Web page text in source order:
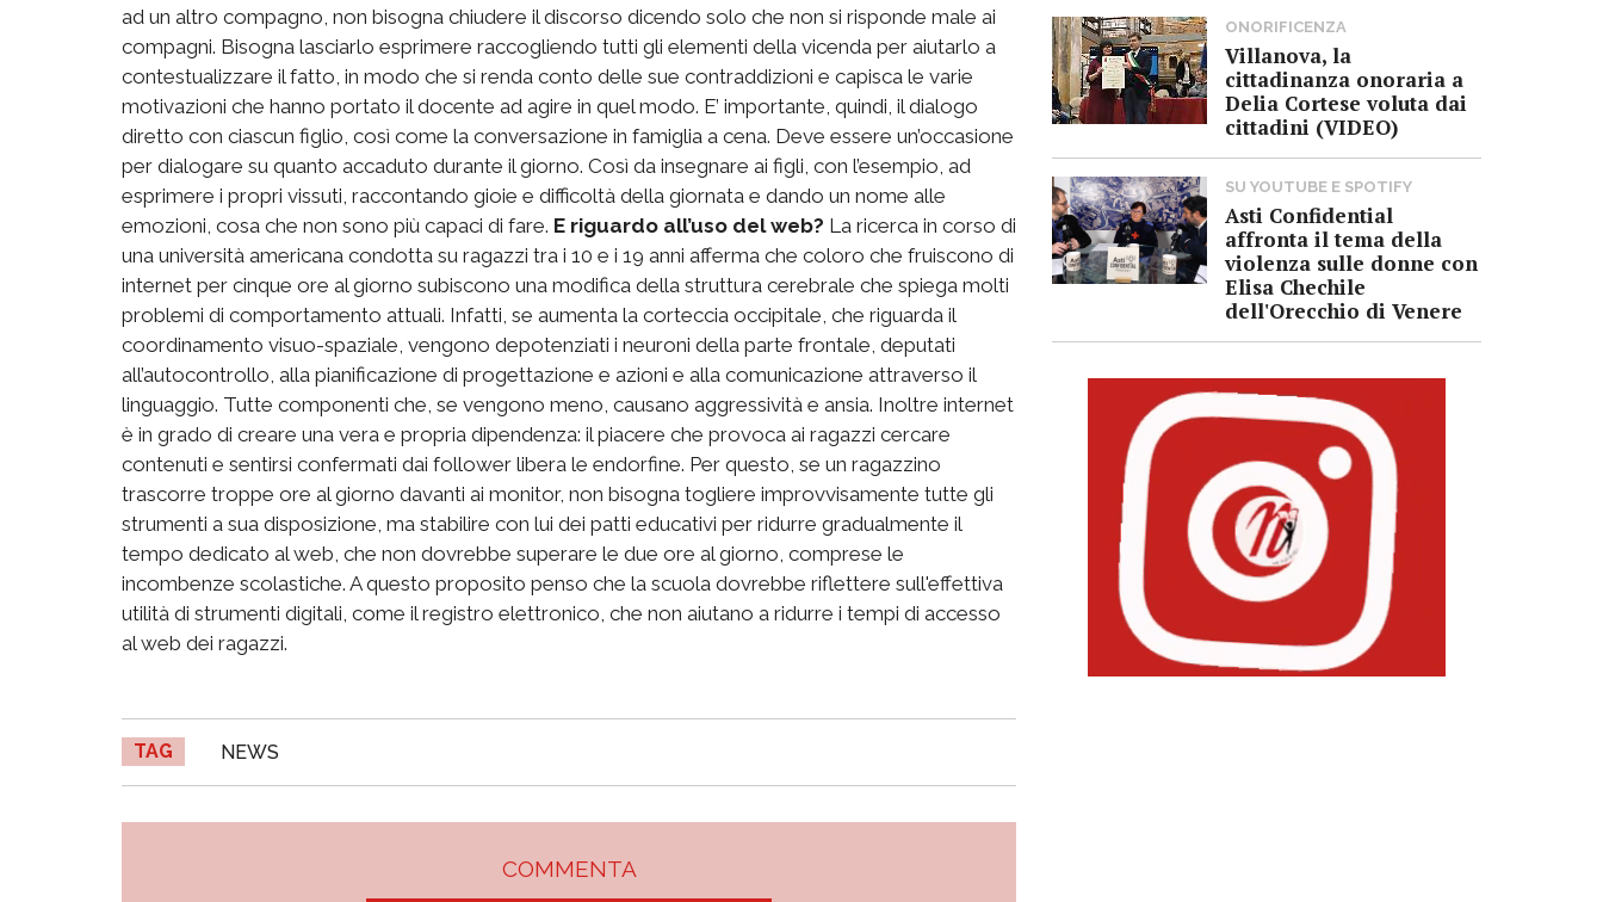
ad un altro compagno, non bisogna chiudere il discorso dicendo solo che non si risponde male ai
compagni. Bisogna lasciarlo esprimere raccogliendo tutti gli elementi della vicenda per aiutarlo a
contestualizzare il fatto, in modo che si renda conto delle sue contraddizioni e capisca le varie
motivazioni che hanno portato il docente ad agire in quel modo. E’ importante, quindi, il dialogo
diretto con ciascun figlio, così come la conversazione in famiglia a cena. Deve essere un’occasione
per dialogare su quanto accaduto durante il giorno. Così da insegnare ai figli, con l’esempio, ad
esprimere i propri vissuti, raccontando gioie e difficoltà della giornata e dando un nome alle
emozioni, cosa che non sono più capaci di fare. E riguardo all’uso del web? La ricerca in corso di
una università americana condotta su ragazzi tra i 10 e i 19 anni afferma che coloro che fruiscono di
internet per cinque ore al giorno subiscono una modifica della struttura cerebrale che spiega molti
problemi di comportamento attuali. Infatti, se aumenta la corteccia occipitale, che riguarda il
coordinamento visuo-spaziale, vengono depotenziati i neuroni della parte frontale, deputati
all’autocontrollo, alla pianificazione di progettazione e azioni e alla comunicazione attraverso il
linguaggio. Tutte componenti che, se vengono meno, causano aggressività e ansia. Inoltre internet
è in grado di creare una vera e propria dipendenza: il piacere che provoca ai ragazzi cercare
contenuti e sentirsi confermati dai follower libera le endorfine. Per questo, se un ragazzino
trascorre troppe ore al giorno davanti ai monitor, non bisogna togliere improvvisamente tutte gli
strumenti a sua disposizione, ma stabilire con lui dei patti educativi per ridurre gradualmente il
tempo dedicato al web, che non dovrebbe superare le due ore al giorno, comprese le
incombenze scolastiche. A questo proposito penso che la scuola dovrebbe riflettere sull'effettiva
utilità di strumenti digitali, come il registro elettronico, che non aiutano a ridurre i tempi di accesso
al web dei ragazzi.
TAG NEWS
COMMENTA
ONORIFICENZA
Villanova, la
cittadinanza onoraria a
Delia Cortese voluta dai
cittadini (VIDEO)
SU YOUTUBE E SPOTIFY
Asti Confidential
affronta il tema della
violenza sulle donne con
Elisa Chechile
dell'Orecchio di Venere